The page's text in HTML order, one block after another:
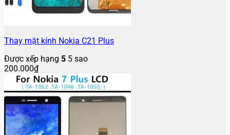
Thay mặt kính Nokia C21 Plus
Được xếp hạng 5 5 sao
200.000₫